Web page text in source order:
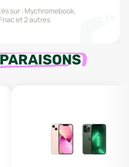
sur : Mychromebook,
et 2 autres